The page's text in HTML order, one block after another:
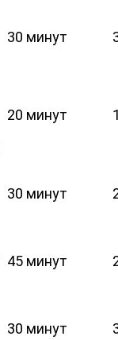
30 минут
20 минут
30 минут
45 минут
30 минут